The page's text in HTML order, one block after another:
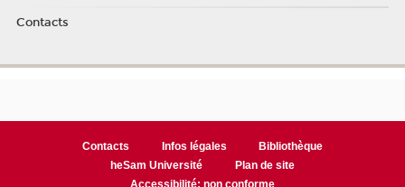
Contacts
Contacts Infos légales
Bibliothèque
heSam Université
Plan de site